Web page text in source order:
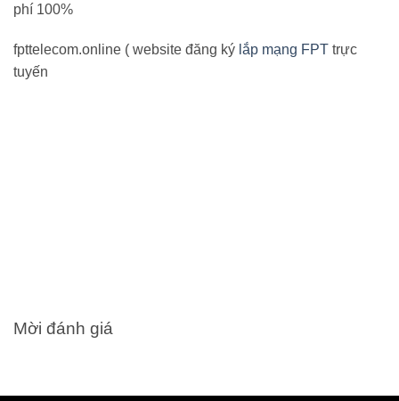
phí 100%
fpttelecom.online ( website đăng ký lắp mạng FPT trực
tuyến
Mời đánh giá